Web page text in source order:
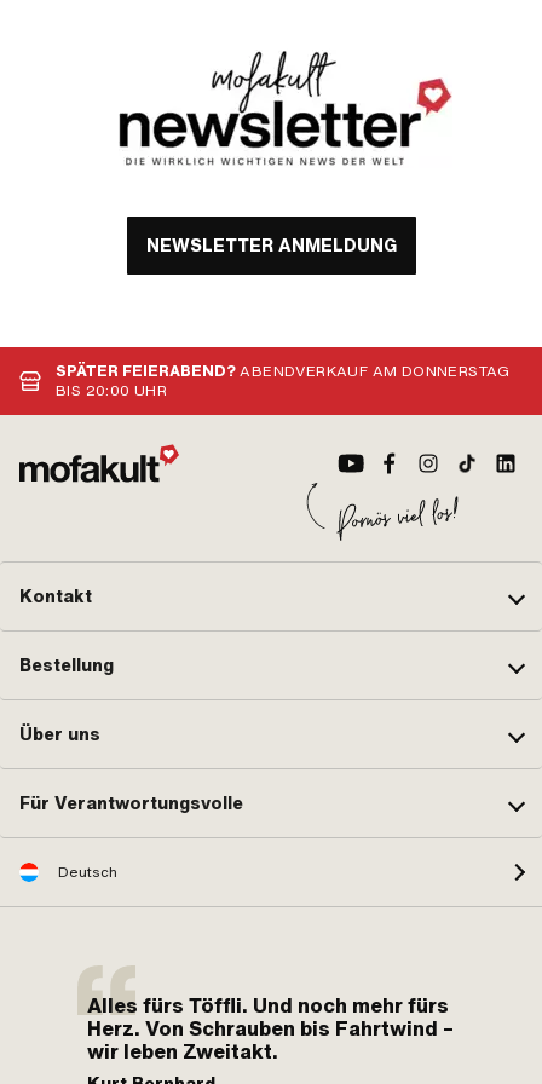
NEWSLETTER ANMELDUNG
SPÄTER FEIERABEND?ABENDVERKAUF AM DONNERSTAG
BIS 20:00 UHR
Kontakt
Bestellung
Über uns
Für Verantwortungsvolle
Deutsch
Alles fürs Töffli. Und noch mehr fürs
Herz. Von Schrauben bis Fahrtwind –
wir leben Zweitakt.